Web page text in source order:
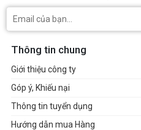
Thông tin chung
Giới thiệu công ty
Góp ý, Khiếu nại
Thông tin tuyển dụng
Hướng dẫn mua Hàng